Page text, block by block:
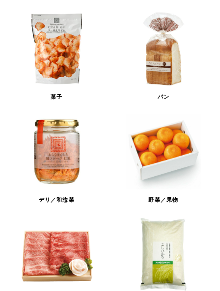
菓子 パン
デリ／和惣菜 野菜／果物